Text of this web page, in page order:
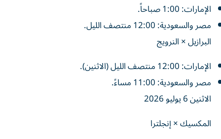
الإمارات: 1:00 صباحاً.
مصر والسعودية: 12:00 منتصف الليل.
البرازيل × النرويج
الإمارات: 12:00 منتصف الليل (الاثنين).
مصر والسعودية: 11:00 مساءً.
الاثنين 6 يوليو 2026
المكسيك × إنجلترا